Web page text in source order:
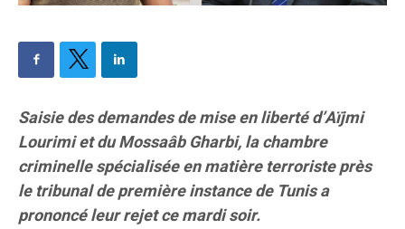
Saisie des demandes de mise en liberté d’Aïjmi
Lourimi et du Mossaâb Gharbi, la chambre
criminelle spécialisée en matière terroriste près
le tribunal de première instance de Tunis a
prononcé leur rejet ce mardi soir.